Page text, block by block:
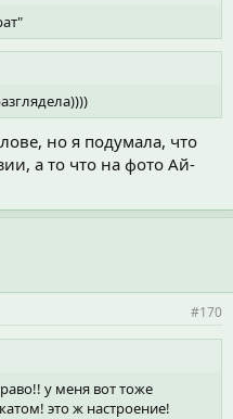
но я подумала, что
а то что на фото Ай-
#170
у меня вот тоже
это ж настроение!